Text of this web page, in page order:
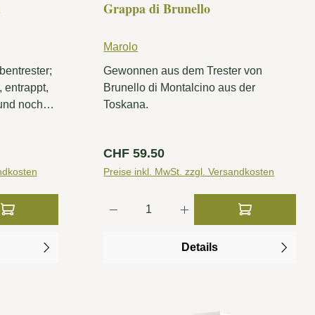
entrappt,
noch
den gewünschten Wert ein oder
Grappa di Brunello
Marolo
Gewonnen aus dem Trester von
Brunello di Montalcino aus der
Toskana.
Regulärer Preis:
CHF 59.50
Preise inkl. MwSt. zzgl. Versandkosten
Produkt Anzahl: Gib den
Details